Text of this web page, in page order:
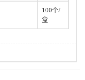
100个/
盒